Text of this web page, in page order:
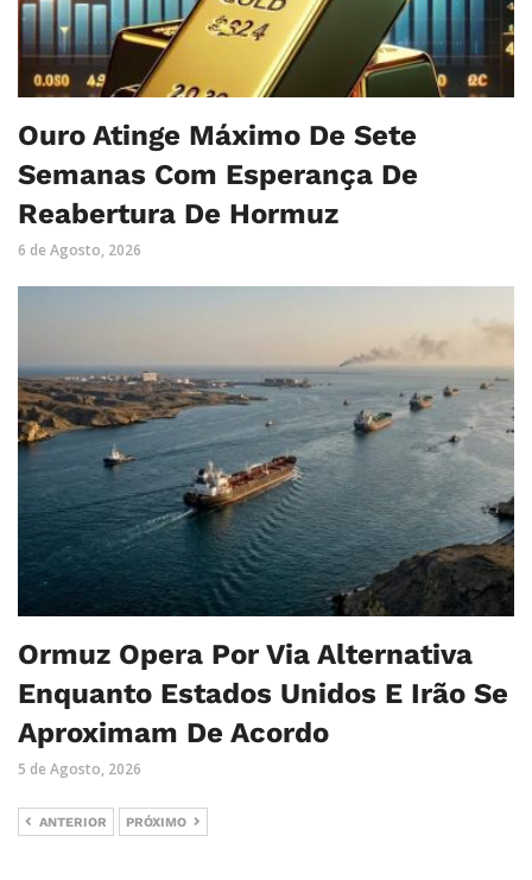
Ouro Atinge Máximo De Sete
Semanas Com Esperança De
Reabertura De Hormuz
6 de Agosto, 2026
Ormuz Opera Por Via Alternativa
Enquanto Estados Unidos E Irão Se
Aproximam De Acordo
5 de Agosto, 2026
ANTERIOR PRÓXIMO